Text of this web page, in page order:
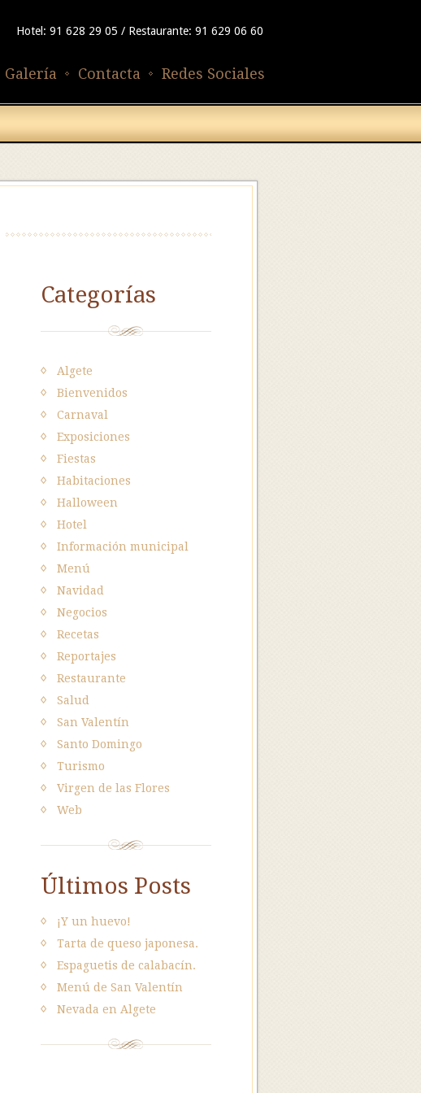
Hotel: 91 628 29 05 / Restaurante: 91 629 06 60
Redes Sociales
Contacta
Galería
Categorías
Algete
Bienvenidos
Carnaval
Exposiciones
Fiestas
Habitaciones
Halloween
Hotel
Información municipal
Menú
Navidad
Negocios
Recetas
Reportajes
Restaurante
Salud
San Valentín
Santo Domingo
Turismo
Virgen de las Flores
Web
Últimos Posts
¡Y un huevo!
Tarta de queso japonesa.
Espaguetis de calabacín.
Menú de San Valentín
Nevada en Algete